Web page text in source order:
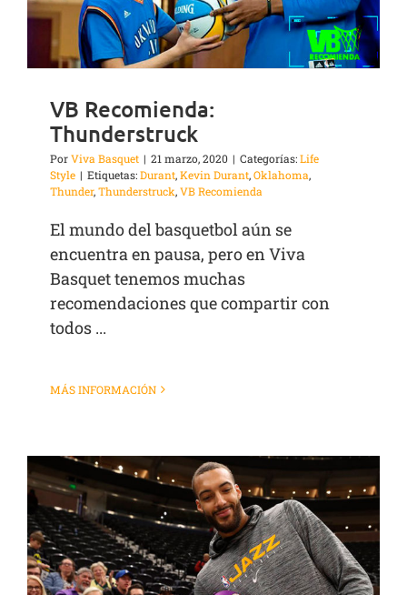
VB Recomienda:
Thunderstruck
PorViva Basquet | 21 marzo, 2020 | Categorías:Life
Style | Etiquetas:Durant,Kevin Durant,Oklahoma,
Thunder,Thunderstruck,VB Recomienda
El mundo del basquetbol aún se
encuentra en pausa, pero en Viva
Basquet tenemos muchas
recomendaciones que compartir con
todos ...
MÁS INFORMACIÓN